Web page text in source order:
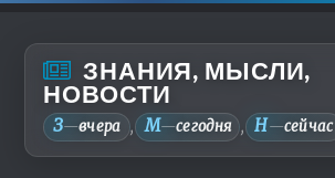
ЗНАНИЯ, МЫСЛИ,
НОВОСТИ
З—вчера , М—сегодня , Н—сейчас